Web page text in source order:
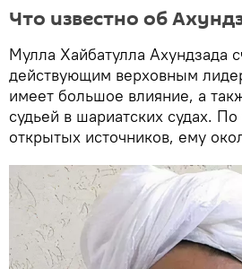
Что известно об
Мулла Хайбатулла Ахундзада
действующим верховным
имеет большое влияние, а
судьей в шариатских судах.
открытых источников, ему